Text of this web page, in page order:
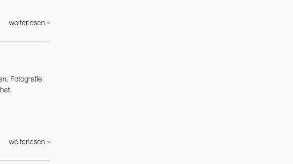
weiterlesen »
Fotografie
weiterlesen »